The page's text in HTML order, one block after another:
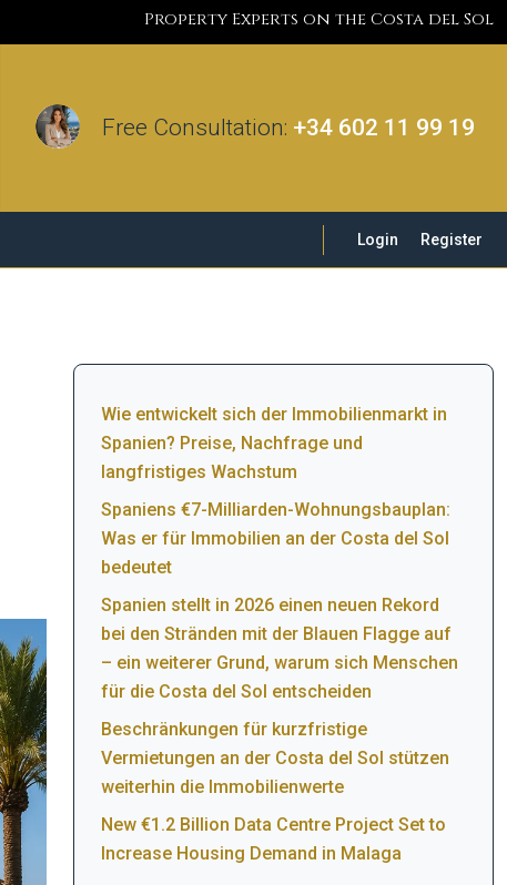
Property Experts on the Costa del Sol
Free Consultation: +34 602 11 99 19
Login Register
Wie entwickelt sich der Immobilienmarkt in
Spanien? Preise, Nachfrage und
langfristiges Wachstum
Spaniens €7-Milliarden-Wohnungsbauplan:
Was er für Immobilien an der Costa del Sol
bedeutet
Spanien stellt in 2026 einen neuen Rekord
bei den Stränden mit der Blauen Flagge auf
– ein weiterer Grund, warum sich Menschen
für die Costa del Sol entscheiden
Beschränkungen für kurzfristige
Vermietungen an der Costa del Sol stützen
weiterhin die Immobilienwerte
New €1.2 Billion Data Centre Project Set to
Increase Housing Demand in Malaga